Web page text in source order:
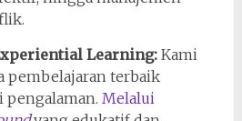
Learning:Kami
pembelajaran terbaik
Melalui